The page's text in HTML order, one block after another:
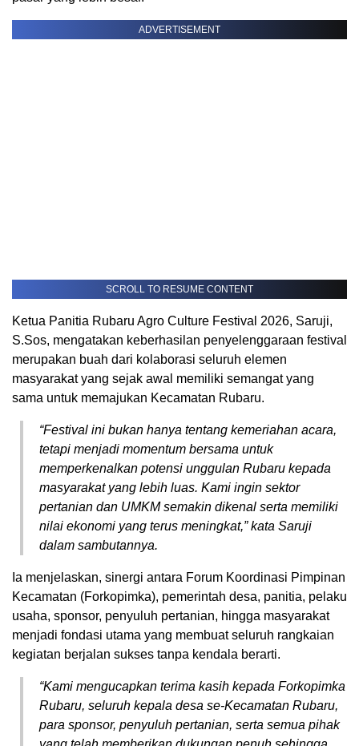
ADVERTISEMENT
SCROLL TO RESUME CONTENT
Ketua Panitia Rubaru Agro Culture Festival 2026, Saruji,
S.Sos, mengatakan keberhasilan penyelenggaraan festival
merupakan buah dari kolaborasi seluruh elemen
masyarakat yang sejak awal memiliki semangat yang
sama untuk memajukan Kecamatan Rubaru.
“Festival ini bukan hanya tentang kemeriahan acara,
tetapi menjadi momentum bersama untuk
memperkenalkan potensi unggulan Rubaru kepada
masyarakat yang lebih luas. Kami ingin sektor
pertanian dan UMKM semakin dikenal serta memiliki
nilai ekonomi yang terus meningkat,” kata Saruji
dalam sambutannya.
Ia menjelaskan, sinergi antara Forum Koordinasi Pimpinan
Kecamatan (Forkopimka), pemerintah desa, panitia, pelaku
usaha, sponsor, penyuluh pertanian, hingga masyarakat
menjadi fondasi utama yang membuat seluruh rangkaian
kegiatan berjalan sukses tanpa kendala berarti.
“Kami mengucapkan terima kasih kepada Forkopimka
Rubaru, seluruh kepala desa se-Kecamatan Rubaru,
para sponsor, penyuluh pertanian, serta semua pihak